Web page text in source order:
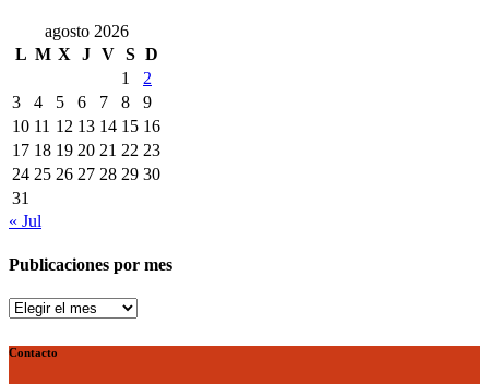
agosto 2026
L M X J V S D
1
2
3
4 5 6 7 8
9
10 11 12 13 14 15 16
17 18 19 20 21 22 23
24 25 26 27 28 29 30
31
« Jul
Publicaciones por mes
Publicaciones
mes
Contacto